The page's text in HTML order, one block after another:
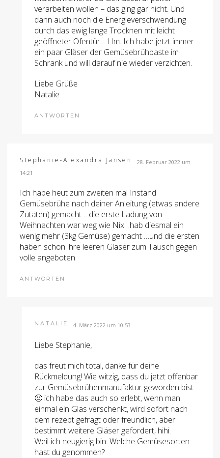
verarbeiten wollen – das ging gar nicht. Und
dann auch noch die Energieverschwendung
durch das ewig lange Trocknen mit leicht
geöffneter Ofentür… Hm. Ich habe jetzt immer
ein paar Gläser der Gemüsebrühpaste im
Schrank und will darauf nie wieder verzichten.
Liebe Grüße
Natalie
ANTWORTEN
Stephanie-Alexandra Jansen
28. Februar 2022 um
14:21
Ich habe heut zum zweiten mal Instand
Gemüsebrühe nach deiner Anleitung (etwas andere
Zutaten) gemacht …die erste Ladung von
Weihnachten war weg wie Nix…hab diesmal ein
wenig mehr (3kg Gemüse) gemacht …und die ersten
haben schon ihre leeren Gläser zum Tausch gegen
volle angeboten
ANTWORTEN
NATALIE 4. März 2022 um 10:53
Liebe Stephanie,
das freut mich total, danke für deine
Rückmeldung! Wie witzig, dass du jetzt offenbar
zur Gemüsebrühenmanufaktur geworden bist
🙂 ich habe das auch so erlebt, wenn man
einmal ein Glas verschenkt, wird sofort nach
dem rezept gefragt oder freundlich, aber
bestimmt weitere Gläser gefordert, hihi.
Weil ich neugierig bin: Welche Gemüsesorten
hast du genommen?